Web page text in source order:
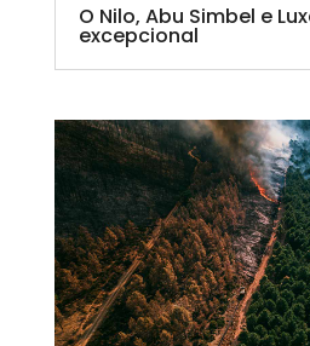
O Nilo, Abu Simbel e
excepcional